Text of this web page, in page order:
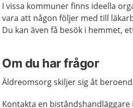
I vissa kommuner finns ideella
vara att någon följer med till
Du kan även få besök i hemmet,
Om du har frågor
Äldreomsorg skiljer sig åt
Kontakta en